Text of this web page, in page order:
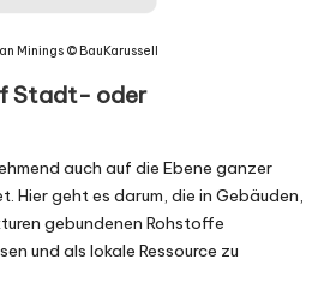
Minings © BauKarussell
Stadt- oder
auch auf die Ebene ganzer
Hier geht es darum, die in Gebäuden,
gebundenen Rohstoffe
und als lokale Ressource zu